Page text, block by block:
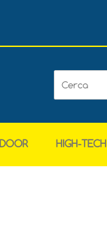
HIGH-TECH